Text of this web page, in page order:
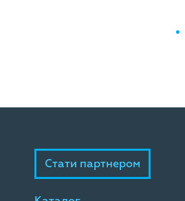
Стати партнером